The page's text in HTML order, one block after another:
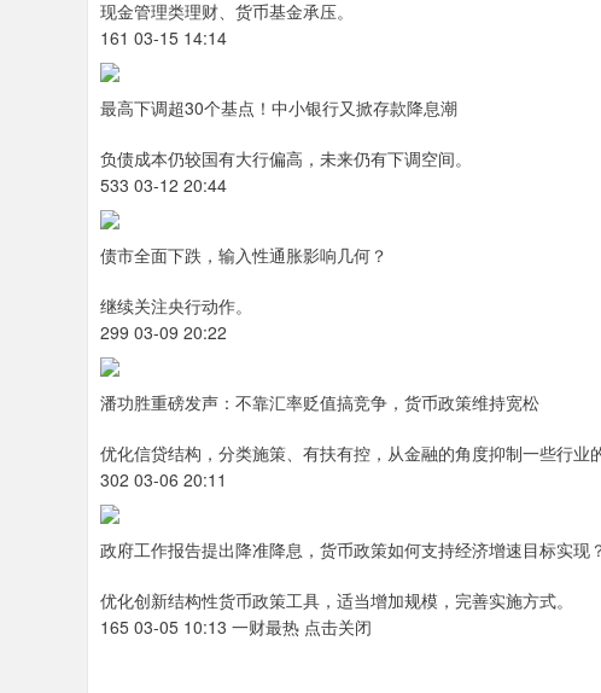
现金管理类理财、货币基金承压。
161 03-15 14:14
最高下调超30个基点！中小银行又掀存款降息潮
负债成本仍较国有大行偏高，未来仍有下调空间。
533 03-12 20:44
债市全面下跌，输入性通胀影响几何？
继续关注央行动作。
299 03-09 20:22
潘功胜重磅发声：不靠汇率贬值搞竞争，货币政策维持宽松
优化信贷结构，分类施策、有扶有控，从金融的角度抑制一些行业的
302 03-06 20:11
政府工作报告提出降准降息，货币政策如何支持经济增速目标实现
优化创新结构性货币政策工具，适当增加规模，完善实施方式。
165 03-05 10:13 一财最热 点击关闭